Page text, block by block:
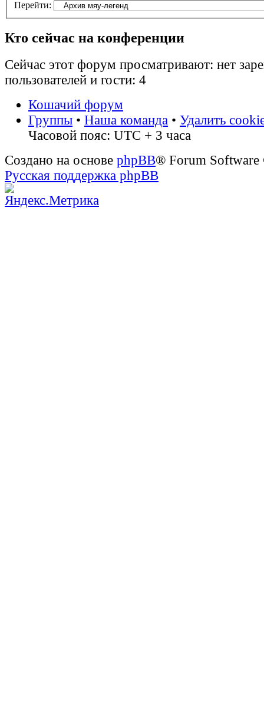
Перейти:
Кто сейчас на конференции
Сейчас этот форум просматривают: нет
пользователей и гости: 4
Кошачий форум
Группы • Наша команда • Удалить
Часовой пояс: UTC + 3 часа
Создано на основе phpBB® Forum
Русская поддержка phpBB